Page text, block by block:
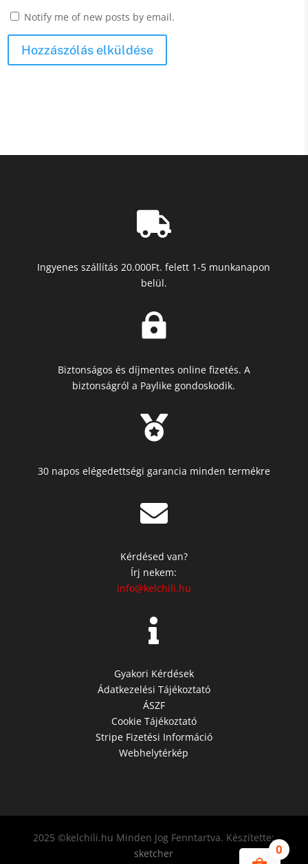
0
Notify me of new posts by email.
Hozzászólás elküldése

Ingyenes szállítás 20.000Ft. felett 1-5 munkanapon
belül.

Biztonságos és díjmentes online fizetés. A
biztonságról a Paylike gondoskodik.

30 napos elégedettségi garancia minden termékre

Kérdésed van?
Írj nekem:
info@kelchili.hu

Gyakori Kérdések
Ádatkezelési Tájékoztató
ÁSZF
Cookie Tájékoztató
Stripe Fizetési Információ
Webhelytérkép
2025 ©kelchili.hu Minden Jog Fenntartva. Készítette:
sketcher